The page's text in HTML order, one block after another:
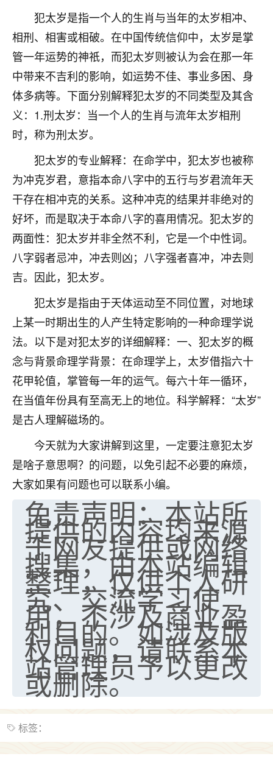
犯太岁是指一个人的生肖与当年的太岁相冲、
相刑、相害或相破。在中国传统信仰中，太岁是掌
管一年运势的神祇，而犯太岁则被认为会在那一年
中带来不吉利的影响，如运势不佳、事业多困、身
体多病等。下面分别解释犯太岁的不同类型及其含
义：1.刑太岁：当一个人的生肖与流年太岁相刑
时，称为刑太岁。
犯太岁的专业解释：在命学中，犯太岁也被称
为冲克岁君，意指本命八字中的五行与岁君流年天
干存在相冲克的关系。这种冲克的结果并非绝对的
好坏，而是取决于本命八字的喜用情况。犯太岁的
两面性：犯太岁并非全然不利，它是一个中性词。
八字弱者忌冲，冲去则凶；八字强者喜冲，冲去则
吉。因此，犯太岁。
犯太岁是指由于天体运动至不同位置，对地球
上某一时期出生的人产生特定影响的一种命理学说
法。以下是对犯太岁的详细解释：一、犯太岁的概
念与背景命理学背景：在命理学上，太岁借指六十
花甲轮值，掌管每一年的运气。每六十年一循环，
在当值年份具有至高无上的地位。科学解释：“太岁”
是古人理解磁场的。
今天就为大家讲解到这里，一定要注意犯太岁
是啥子意思啊？的问题，以免引起不必要的麻烦，
大家如果有问题也可以联系小编。
免责声明：本站所
提供的内容均来源
于网友提供或网络
搜集，由本站编辑
整理，仅供个人研
究、交流学习使
用，不涉及商业盈
利目的。如涉及版
权问题，请联系本
站管理员予以更改
或删除。
标签：
金白水清
我也想找老师看看，有没有人给个联系方式的啊？
鹿森：慧来老师微信：gjsy0624
1天前 来自江西 12
青春168
我也想要，我也想要！
2天前 来自山西
Jessica李
老师做不做超度法事？我想给我奶奶做超度，她今年
刚去世了。
七零老顽童：我母亲前年离世，刚开始我经常
做梦梦见她，后来也是朋友介绍，找到慧来老
师，安排了超度法事，做梦再也没有梦到过
了，一开始是半信半疑的，图个心安，给亡母
2天前 来自云南 11
优秀的张同学
老师收徒吗？？我对这些很感兴趣
2天前 来自山西 15